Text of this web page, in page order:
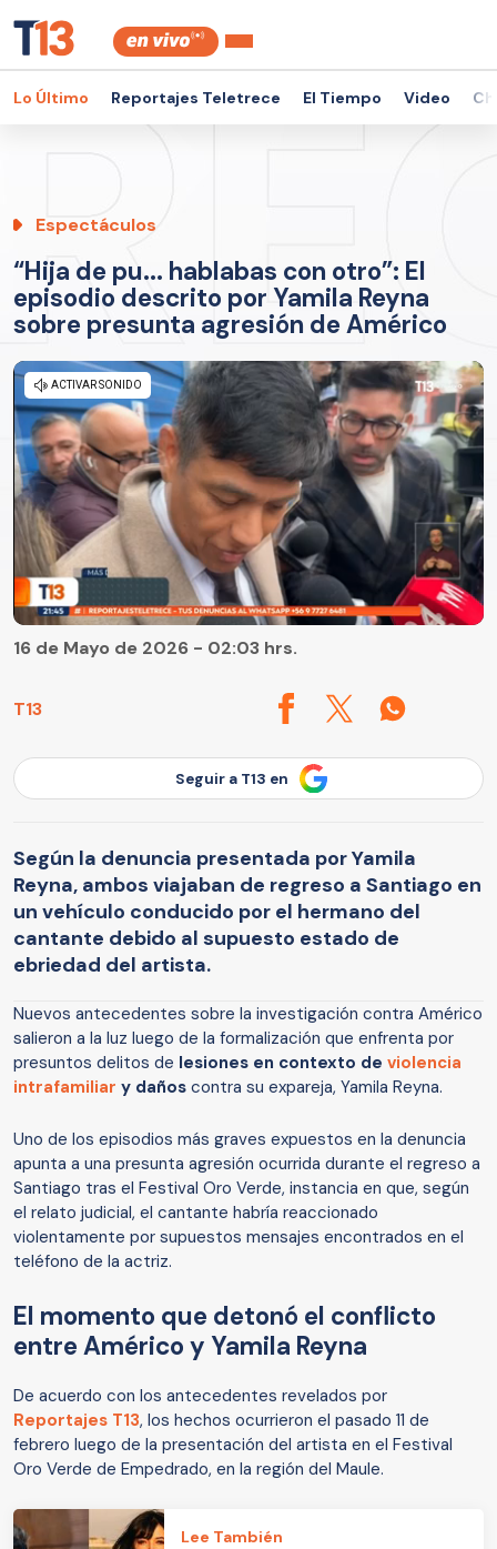
Lo Último Reportajes Teletrece El Tiempo Video
Espectáculos
“Hija de pu... hablabas con otro”: El
episodio descrito por Yamila Reyna
sobre presunta agresión de Américo
T13
16 de Mayo de 2026 - 02:03 hrs.
Seguir a T13 en
Según la denuncia presentada por Yamila
Reyna, ambos viajaban de regreso a Santiago en
un vehículo conducido por el hermano del
cantante debido al supuesto estado de
ebriedad del artista.
Nuevos antecedentes sobre la investigación contra Américo
salieron a la luz luego de la formalización que enfrenta por
presuntos delitos de lesiones en contexto de violencia
intrafamiliar y daños contra su expareja, Yamila Reyna.
Uno de los episodios más graves expuestos en la denuncia
apunta a una presunta agresión ocurrida durante el regreso a
Santiago tras el Festival Oro Verde, instancia en que, según
el relato judicial, el cantante habría reaccionado
violentamente por supuestos mensajes encontrados en el
teléfono de la actriz.
El momento que detonó el conflicto
entre Américo y Yamila Reyna
De acuerdo con los antecedentes revelados por
Reportajes T13, los hechos ocurrieron el pasado 11 de
febrero luego de la presentación del artista en el Festival
Oro Verde de Empedrado, en la región del Maule.
Lee También